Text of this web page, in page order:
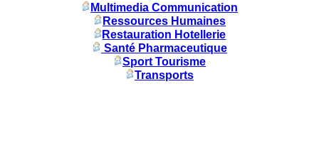
Multimedia Communication
Ressources Humaines
Restauration Hotellerie
Santé Pharmaceutique
Sport Tourisme
Transports